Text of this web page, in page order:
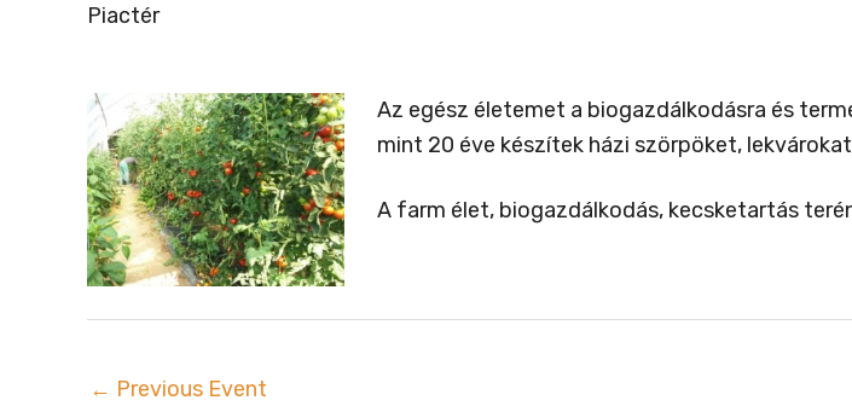
Piactér
Az egész életemet a biogazdálkodásra és
mint 20 éve készítek házi szörpöket,
A farm élet, biogazdálkodás, kecsketartás
← Previous Event